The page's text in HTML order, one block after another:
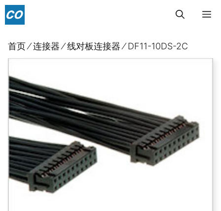
跳
至
容
菜
首页⁄连接器⁄线对板连接器⁄DF11-10DS-2C